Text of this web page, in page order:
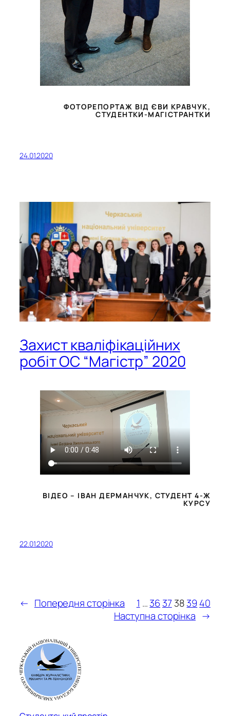
ФОТОРЕПОРТАЖ ВІД ЄВИ КРАВЧУК,
СТУДЕНТКИ-МАГІСТРАНТКИ
24.01.2020
Захист кваліфікаційних
робіт ОС “Магістр” 2020
ВІДЕО – ІВАН ДЕРМАНЧУК, СТУДЕНТ 4-Ж
КУРСУ
22.01.2020
← Попередня сторінка 1 …3637383940
Наступна сторінка →